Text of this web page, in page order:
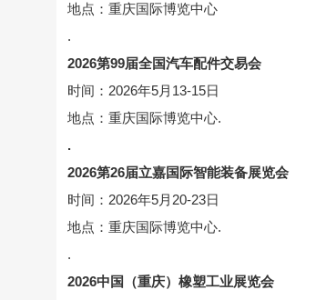
地点：重庆国际博览中心
.
2026第99届全国汽车配件交易会
时间：2026年5月13-15日
地点：重庆国际博览中心.
.
2026第26届立嘉国际智能装备展览会
时间：2026年5月20-23日
地点：重庆国际博览中心.
.
2026中国（重庆）橡塑工业展览会